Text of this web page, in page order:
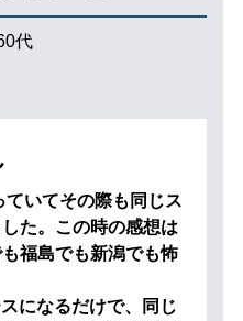
代
いてその際も同じス
た。この時の感想は
福島でも新潟でも怖
になるだけで、同じ